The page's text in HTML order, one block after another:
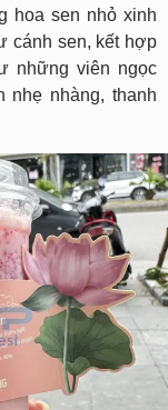
hoa sen nhỏ xinh
cánh sen, kết hợp
những viên ngọc
nhàng, thanh